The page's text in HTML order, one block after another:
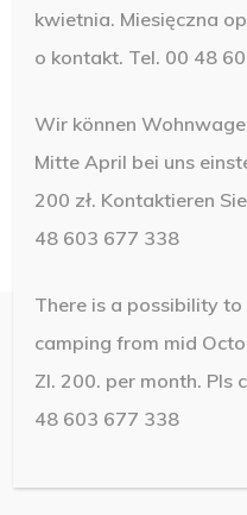
© 2019 Camping
kwietnia. Miesięczna
o kontakt. Tel. 00 48
Wir können
Mitte April bei uns
200 zł. Kontaktieren
48 603 677 338
There is a possibility
camping from mid
Zl. 200. per month. Pls
48 603 677 338